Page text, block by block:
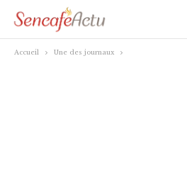
Accueil Une des journaux